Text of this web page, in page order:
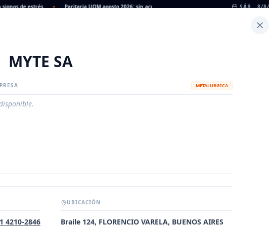
de estrés • Paritaria UOM agosto 2026: sin acuerdo, siguen vigentes los valores de abril •
SÁB., 8/
METALÚRGICAS FABRICANTES
MYTE SA
METALURGICA
4210-2846
UBICACIÓN
Braile 124, FLORENCIO VARELA, BUENOS AIRES